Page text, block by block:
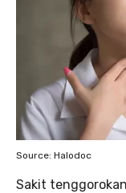
Source: Halodoc
Sakit